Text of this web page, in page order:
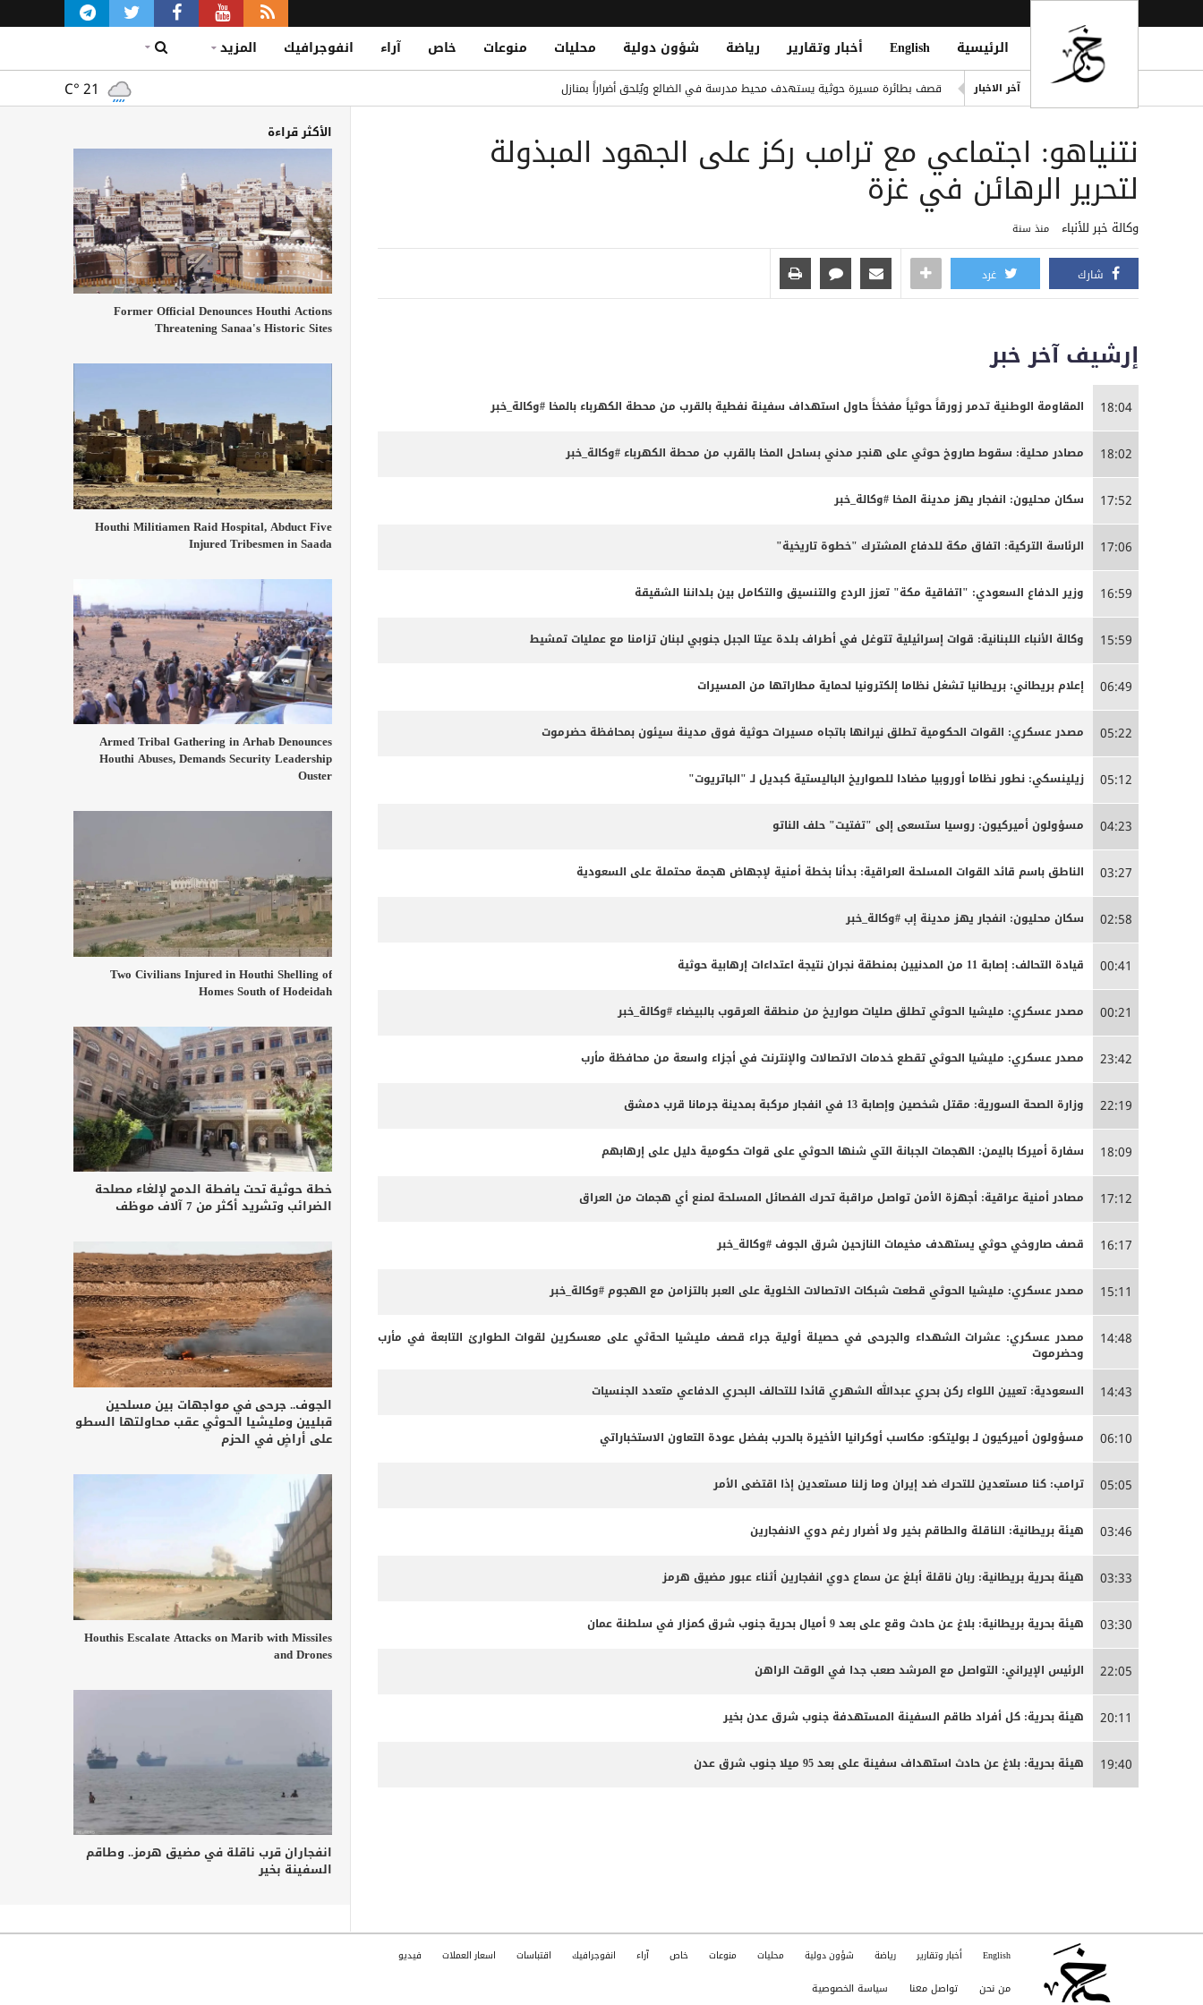
الرئيسية English أخبار وتقارير رياضة شؤون دولية محليات منوعات خاص آراء انفوجرافيك المزيد
آخر الاخبار
قصف بطائرة مسيرة حوثية يستهدف محيط مدرسة في الضالع ويُلحق أضراراً بمنازل
الحوثيون يفجرون حصن المعلا التاريخي في البيضاء
مأرب.. إصابة نازحين في قصف حوثي استهدف مخيمات جو النسيم والميل
وداعاً لمساعد جوجل: رحيل مساعد صوتي عريق وتحول نحو Gemini
C° 21
‏نتنياهو: اجتماعي مع ترامب ركز على الجهود المبذولة
لتحرير الرهائن في غزة
وكالة خبر للأنباء منذ سنة
شارك غرد
إرشيف آخر خبر
18:04 المقاومة الوطنية تدمر زورقاً حوثياً مفخخاً حاول استهداف سفينة نفطية بالقرب من محطة الكهرباء بالمخا #وكالة_خبر
18:02 مصادر محلية: سقوط صاروخ حوثي على هنجر مدني بساحل المخا بالقرب من محطة الكهرباء #وكالة_خبر
17:52 سكان محليون: انفجار يهز مدينة المخا #وكالة_خبر
17:06 الرئاسة التركية: اتفاق مكة للدفاع المشترك "خطوة تاريخية"
16:59 وزير الدفاع السعودي: "اتفاقية مكة" تعزز الردع والتنسيق والتكامل بين بلداننا الشقيقة
15:59 وكالة الأنباء اللبنانية: قوات إسرائيلية تتوغل في أطراف بلدة عيتا الجبل جنوبي لبنان تزامنا مع عمليات تمشيط
06:49 إعلام بريطاني: بريطانيا تشغل نظاما إلكترونيا لحماية مطاراتها من المسيرات
05:22 مصدر عسكري: القوات الحكومية تطلق نيرانها باتجاه مسيرات حوثية فوق مدينة سيئون بمحافظة حضرموت
05:12 زيلينسكي: نطور نظاما أوروبيا مضادا للصواريخ الباليستية كبديل لـ "الباتريوت"
04:23 مسؤولون أميركيون: روسيا ستسعى إلى "تفتيت" حلف الناتو
03:27 الناطق باسم قائد القوات المسلحة العراقية: بدأنا بخطة أمنية لإجهاض هجمة محتملة على السعودية
02:58 سكان محليون: انفجار يهز مدينة إب #وكالة_خبر
00:41 قيادة التحالف: إصابة 11 من المدنيين بمنطقة نجران نتيجة اعتداءات إرهابية حوثية
00:21 مصدر عسكري: مليشيا الحوثي تطلق صليات صواريخ من منطقة العرقوب بالبيضاء #وكالة_خبر
23:42 مصدر عسكري: مليشيا الحوثي تقطع خدمات الاتصالات والإنترنت في أجزاء واسعة من محافظة مأرب
22:19 وزارة الصحة السورية: مقتل شخصين وإصابة 13 في انفجار مركبة بمدينة جرمانا قرب دمشق
18:09 سفارة أميركا باليمن: الهجمات الجبانة التي شنها الحوثي على قوات حكومية دليل على إرهابهم
17:12 مصادر أمنية عراقية: أجهزة الأمن تواصل مراقبة تحرك الفصائل المسلحة لمنع أي هجمات من العراق
16:17 قصف صاروخي حوثي يستهدف مخيمات النازحين شرق الجوف #وكالة_خبر
15:11 مصدر عسكري: مليشيا الحوثي قطعت شبكات الاتصالات الخلوية على العبر بالتزامن مع الهجوم #وكالة_خبر
14:48
مصدر عسكري: عشرات الشهداء والجرحى ‏في حصيلة أولية جراء قصف مليشيا الحةثي على معسكرين لقوات الطوارئ التابعة في مأرب
وحضرموت
14:43 السعودية: تعيين اللواء ركن بحري عبدالله الشهري قائدا للتحالف البحري الدفاعي متعدد الجنسيات
06:10 مسؤولون أميركيون لـ بوليتكو: مكاسب أوكرانيا الأخيرة بالحرب بفضل عودة التعاون الاستخباراتي
05:05 ترامب: كنا مستعدين للتحرك ضد إيران وما زلنا مستعدين إذا اقتضى الأمر
03:46 هيئة بريطانية: الناقلة والطاقم بخير ولا أضرار رغم دوي الانفجارين
03:33 هيئة بحرية بريطانية: ربان ناقلة أبلغ عن سماع دوي انفجارين أثناء عبور مضيق هرمز
03:30 هيئة بحرية بريطانية: بلاغ عن حادث وقع على بعد 9 أميال بحرية جنوب شرق كمزار في سلطنة عمان
22:05 الرئيس الإيراني: التواصل مع المرشد صعب جدا في الوقت الراهن
20:11 هيئة بحرية: كل أفراد طاقم السفينة المستهدفة جنوب شرق عدن بخير
19:40 هيئة بحرية: بلاغ عن حادث استهداف سفينة على بعد 95 ميلا جنوب شرق عدن
الأكثر قراءة
Former Official Denounces Houthi Actions
Threatening Sanaa's Historic Sites
Houthi Militiamen Raid Hospital, Abduct Five
Injured Tribesmen in Saada
Armed Tribal Gathering in Arhab Denounces
Houthi Abuses, Demands Security Leadership
Ouster
Two Civilians Injured in Houthi Shelling of
Homes South of Hodeidah
خطة حوثية تحت يافطة الدمج لإلغاء مصلحة
الضرائب وتشريد أكثر من 7 آلاف موظف
الجوف.. جرحى في مواجهات بين مسلحين
قبليين ومليشيا الحوثي عقب محاولتها السطو
على أراضٍ في الحزم
Houthis Escalate Attacks on Marib with Missiles
and Drones
انفجاران قرب ناقلة في مضيق هرمز.. وطاقم
السفينة بخير
English أخبار وتقارير رياضة شؤون دولية محليات منوعات خاص آراء انفوجرافيك اقتباسات اسعار العملات فيديو
من نحن تواصل معنا سياسة الخصوصية